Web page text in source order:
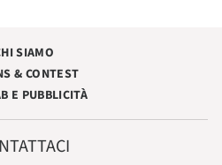
SIAMO
& CONTEST
E PUBBLICITÀ